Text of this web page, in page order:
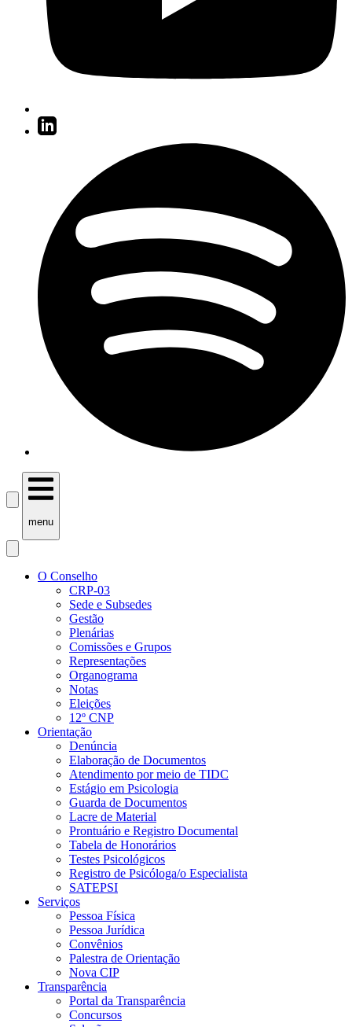
menu
O Conselho
CRP-03
Sede e Subsedes
Gestão
Plenárias
Comissões e Grupos
Representações
Organograma
Notas
Eleições
12º CNP
Orientação
Denúncia
Elaboração de Documentos
Atendimento por meio de TIDC
Estágio em Psicologia
Guarda de Documentos
Lacre de Material
Prontuário e Registro Documental
Tabela de Honorários
Testes Psicológicos
Registro de Psicóloga/o Especialista
SATEPSI
Serviços
Pessoa Física
Pessoa Jurídica
Convênios
Palestra de Orientação
Nova CIP
Transparência
Portal da Transparência
Concursos